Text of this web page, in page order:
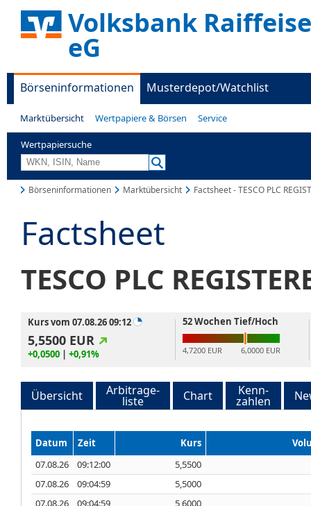
Volksbank
eG
Börseninformationen Musterdepot/Watchlist
Marktübersicht Wertpapiere & Börsen Service
Wertpapiersuche
Börseninformationen Marktübersicht Factsheet - TESCO PLC
Factsheet
TESCO PLC
Kurs vom 07.08.26 09:12
5,5500 EUR
+0,0500 | +0,91%
52 Wochen Tief/Hoch
4,7200 EUR 6,0000 EUR
Übersicht Arbitrage-
liste Chart Kenn-
zahlen
Datum Zeit Kurs
07.08.26
09:12:00
5,5500
07.08.26
09:04:59
5,5000
07.08.26
09:04:59 5,6000